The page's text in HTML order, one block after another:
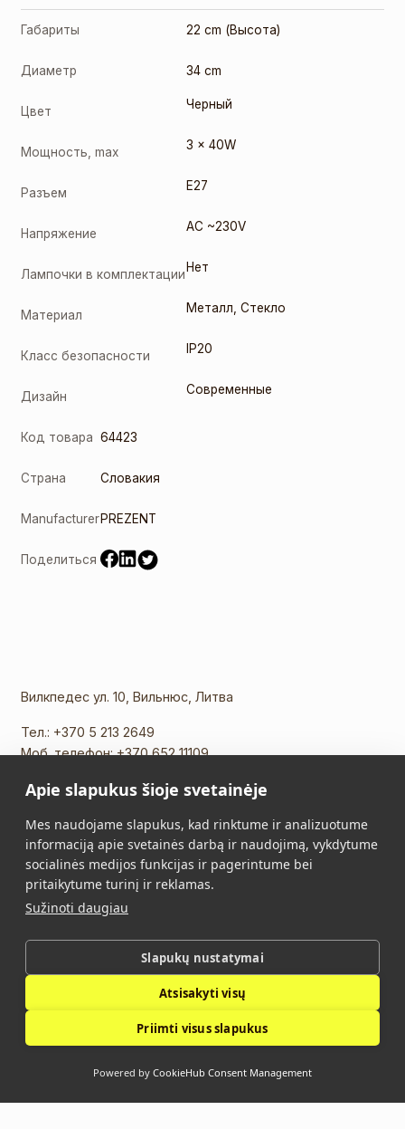
Габариты 22 cm (Высота)
Диаметр 34 cm
Цвет Черный
Мощность, max 3 x 40W
Разъем E27
Напряжение AC ~230V
Лампочки в комплектации Нет
Материал Металл ,Стекло
Класс безопасности IP20
Дизайн Современные
Код товара 64423
Страна Словакия
ManufacturerPREZENT
Поделиться
Вилкпедес ул. 10, Вильнюс, Литва
Тел.: +370 5 213 2649
Моб. телефон:+370 652 11109
О нас Контакты
Правила Покупки
Vidalis © 2026. Все права защищены.
Политика конфиденциальности
Apie slapukus šioje svetainėje
Mes naudojame slapukus, kad rinktume ir analizuotume
informaciją apie svetainės darbą ir naudojimą, vykdytume
socialinės medijos funkcijas ir pagerintume bei
pritaikytume turinį ir reklamas.
Sužinoti daugiau
Slapukų nustatymai
Atsisakyti visų
Priimti visus slapukus
Powered by CookieHub Consent Management